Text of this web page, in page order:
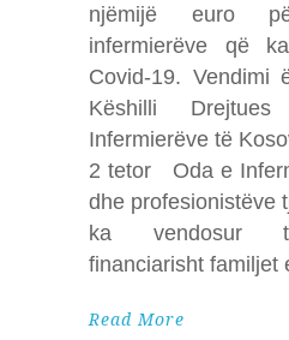
njëmijë euro
infermierëve që
Covid-19. Vendimi
Këshilli
Infermierëve të
2 tetor Oda e
dhe profesionistëve
ka vendosur
financiarisht familjet
Read More